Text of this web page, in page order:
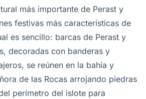
más importante de Perast y
festivas más características de
es sencillo: barcas de Perast y
decoradas con banderas y
se reúnen en la bahía y
de las Rocas arrojando piedras
perímetro del islote para